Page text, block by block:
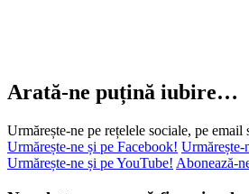
Urmărește-ne pe rețelele sociale, pe email
Înscrie-te ca să primeștisfaturi
statistici,invitațiila evenimente. Fără